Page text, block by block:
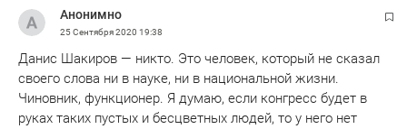
Анонимно
25 Сентября 2020 19:38
Данис Шакиров — никто. Это человек, который не сказал
своего слова ни в науке, ни в национальной жизни.
Чиновник, функционер. Я думаю, если конгресс будет в
руках таких пустых и бесцветных людей, то у него нет